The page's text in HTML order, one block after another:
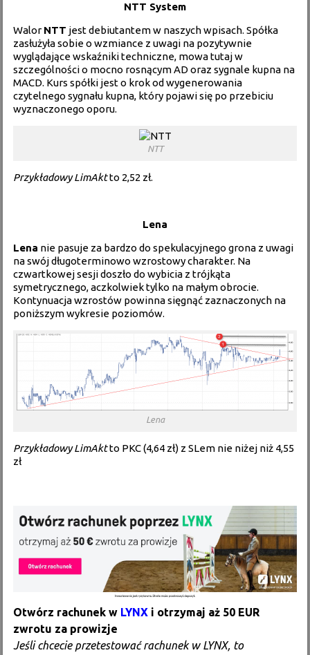
NTT System
Walor NTT jest debiutantem w naszych wpisach. Spółka
zasłużyła sobie o wzmiance z uwagi na pozytywnie
wyglądające wskaźniki techniczne, mowa tutaj w
szczególności o mocno rosnącym AD oraz sygnale kupna na
MACD. Kurs spółki jest o krok od wygenerowania
czytelnego sygnału kupna, który pojawi się po przebiciu
wyznaczonego oporu.
NTT
Przykładowy LimAktto 2,52 zł.
Lena
Lena nie pasuje za bardzo do spekulacyjnego grona z uwagi
na swój długoterminowo wzrostowy charakter. Na
czwartkowej sesji doszło do wybicia z trójkąta
symetrycznego, aczkolwiek tylko na małym obrocie.
Kontynuacja wzrostów powinna sięgnąć zaznaczonych na
poniższym wykresie poziomów.
Lena
Przykładowy LimAktto PKC (4,64 zł) z SLem nie niżej niż 4,55
zł
Otwórz rachunek w LYNX i otrzymaj aż 50 EUR
zwrotu za prowizje
Jeśli chcecie przetestować rachunek w LYNX, to